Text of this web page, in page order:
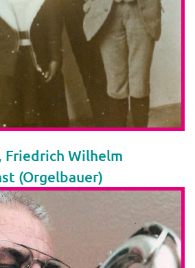
Friedrich Wilhelm
(Orgelbauer)